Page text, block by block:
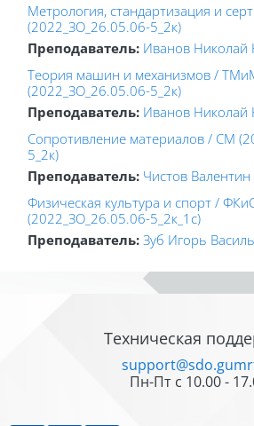
Метрология, стандартизация и
(2022_ЗО_26.05.06-5_2к)
Преподаватель: Иванов
Теория машин и механизмов /
(2022_ЗО_26.05.06-5_2к)
Преподаватель: Иванов
Сопротивление материалов / СМ
5_2к)
Преподаватель: Чистов
Физическая культура и спорт /
(2022_ЗО_26.05.06-5_2к_1с)
Преподаватель: Зуб Игорь
Техническая
Пн-Пт с 10.00 -